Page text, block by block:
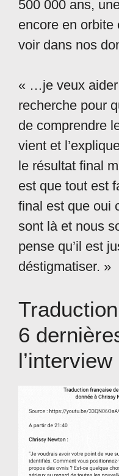
500 000 ans,
encore en orbite
voir dans nos
« …je veux
recherche pour
de comprendre
vient et
le résultat final
est que tout est
final est que oui
sont là et nous
pense qu’il est
déstigmatiser. »
6
l’interview